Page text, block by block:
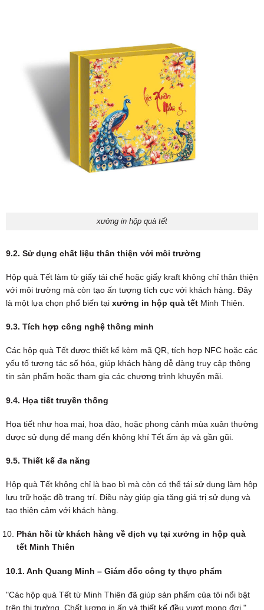
xưởng in hộp quà tết
9.2. Sử dụng chất liệu thân thiện với môi trường
Hộp quà Tết làm từ giấy tái chế hoặc giấy kraft không chỉ thân thiện
với môi trường mà còn tạo ấn tượng tích cực với khách hàng. Đây
là một lựa chọn phổ biến tại xưởng in hộp quà tếtMinh Thiên.
9.3. Tích hợp công nghệ thông minh
Các hộp quà Tết được thiết kế kèm mã QR, tích hợp NFC hoặc các
yếu tố tương tác số hóa, giúp khách hàng dễ dàng truy cập thông
tin sản phẩm hoặc tham gia các chương trình khuyến mãi.
9.4. Họa tiết truyền thống
Họa tiết như hoa mai, hoa đào, hoặc phong cảnh mùa xuân thường
được sử dụng để mang đến không khí Tết ấm áp và gần gũi.
9.5. Thiết kế đa năng
Hộp quà Tết không chỉ là bao bì mà còn có thể tái sử dụng làm hộp
lưu trữ hoặc đồ trang trí. Điều này giúp gia tăng giá trị sử dụng và
tạo thiện cảm với khách hàng.
Phản hồi từ khách hàng về dịch vụ tại xưởng in hộp quà
tết Minh Thiên
10.1. Anh Quang Minh – Giám đốc công ty thực phẩm
"Các hộp quà Tết từ Minh Thiên đã giúp sản phẩm của tôi nổi bật
trên thị trường. Chất lượng in ấn và thiết kế đều vượt mong đợi."